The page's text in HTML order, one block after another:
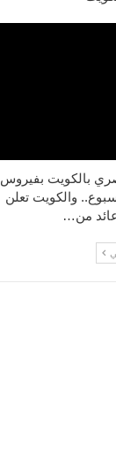
138 مصري بالكويت بفيروس
والكويت تعلن
من…